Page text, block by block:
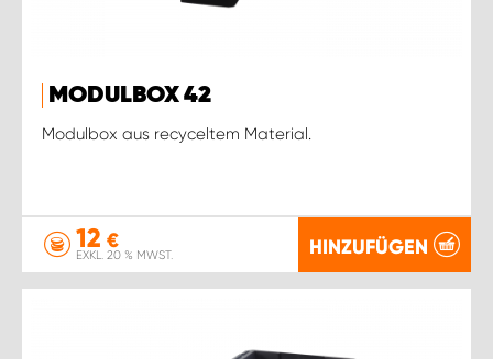
MODULBOX 42
Modulbox aus recyceltem Material.
12 €
EXKL. 20 % MWST. HINZUFÜGEN